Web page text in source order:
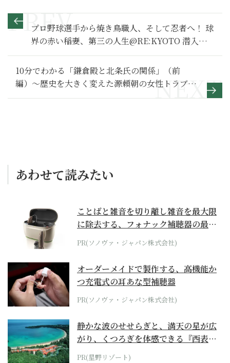
プロ野球選手から焼き鳥職人、そして忍者へ！ 球
界の赤い稲妻、第三の人生@RE:KYOTO 潜入ワ
ンカメ京都リポ
10分でわかる「鎌倉殿と北条氏の関係」（前
編）〜歴史を大きく変えた源頼朝の女性トラブ
ル〜
あわせて読みたい
ことばと雑音を切り離し雑音を最大限
に除去する、フォナック補聴器の最上
位モデル
PR(ソノヴァ・ジャパン株式会社)
オーダーメイドで製作する、高機能か
つ充電式の耳あな型補聴器
PR(ソノヴァ・ジャパン株式会社)
静かな波のせせらぎと、満天の星が広
がり、くつろぎを体感できる『西表島
ホテル by...
PR(星野リゾート)